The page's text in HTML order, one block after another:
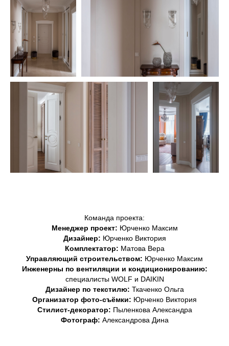
Команда проекта:
Менеджер проект: Юрченко Максим
Дизайнер: Юрченко Виктория
Комплектатор: Матова Вера
Управляющий строительством: Юрченко Максим
Инженерны по вентиляции и кондиционированию:
специалисты WOLF и DAIKIN
Дизайнер по текстилю: Ткаченко Ольга
Организатор фото-съёмки: Юрченко Виктория
Стилист-декоратор: Пыленкова Александра
Фотограф: Александрова Дина